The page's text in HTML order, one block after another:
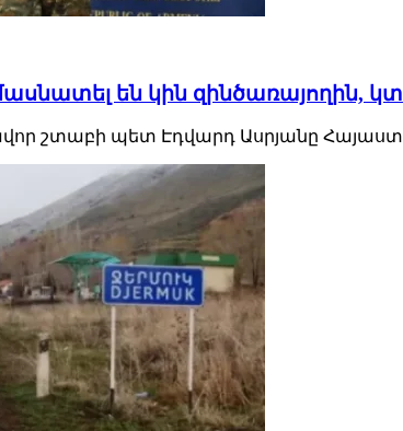
են կին զինծառայողին,
շտաբի պետ Էդվարդ Ասրյանը